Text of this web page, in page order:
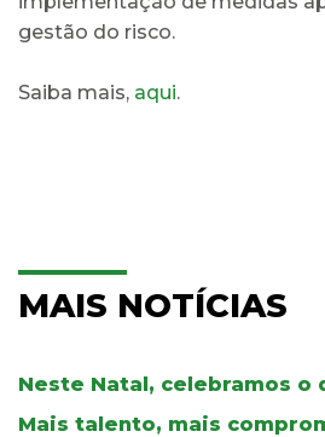
gestão do risco.
Saiba mais, aqui.
MAIS NOTÍCIAS
Neste Natal, celebramos o
Mais talento, mais